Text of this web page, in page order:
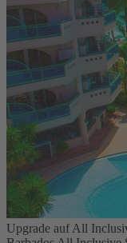
Upgrade auf All